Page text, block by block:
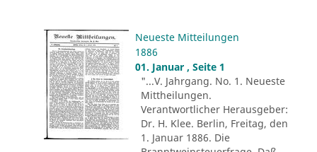
Neueste Mitteilungen
1886
01. Januar , Seite 1
"...V. Jahrgang. No. 1. Neueste
Mittheilungen.
Verantwortlicher Herausgeber:
Dr. H. Klee. Berlin, Freitag, den
1. Januar 1886. Die